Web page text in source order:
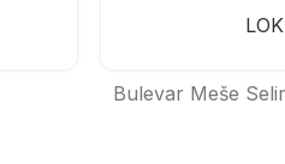
Bulevar Meše